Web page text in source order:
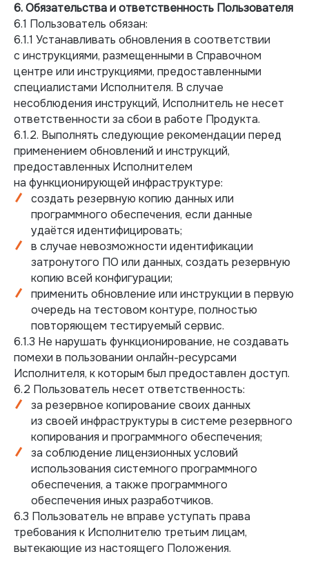
6. Обязательства и ответственность Пользователя
6.1 Пользователь обязан:
6.1.1 Устанавливать обновления в соответствии
с инструкциями, размещенными в Справочном
центре или инструкциями, предоставленными
специалистами Исполнителя. В случае
несоблюдения инструкций, Исполнитель не несет
ответственности за сбои в работе Продукта.
6.1.2. Выполнять следующие рекомендации перед
применением обновлений и инструкций,
предоставленных Исполнителем
на функционирующей инфраструктуре:
создать резервную копию данных или
программного обеспечения, если данные
удаётся идентифицировать;
в случае невозможности идентификации
затронутого ПО или данных, создать резервную
копию всей конфигурации;
применить обновление или инструкции в первую
очередь на тестовом контуре, полностью
повторяющем тестируемый сервис.
6.1.3 Не нарушать функционирование, не создавать
помехи в пользовании онлайн-ресурсами
Исполнителя, к которым был предоставлен доступ.
6.2 Пользователь несет ответственность:
за резервное копирование своих данных
из своей инфраструктуры в системе резервного
копирования и программного обеспечения;
за соблюдение лицензионных условий
использования системного программного
обеспечения, а также программного
обеспечения иных разработчиков.
6.3 Пользователь не вправе уступать права
требования к Исполнителю третьим лицам,
вытекающие из настоящего Положения.